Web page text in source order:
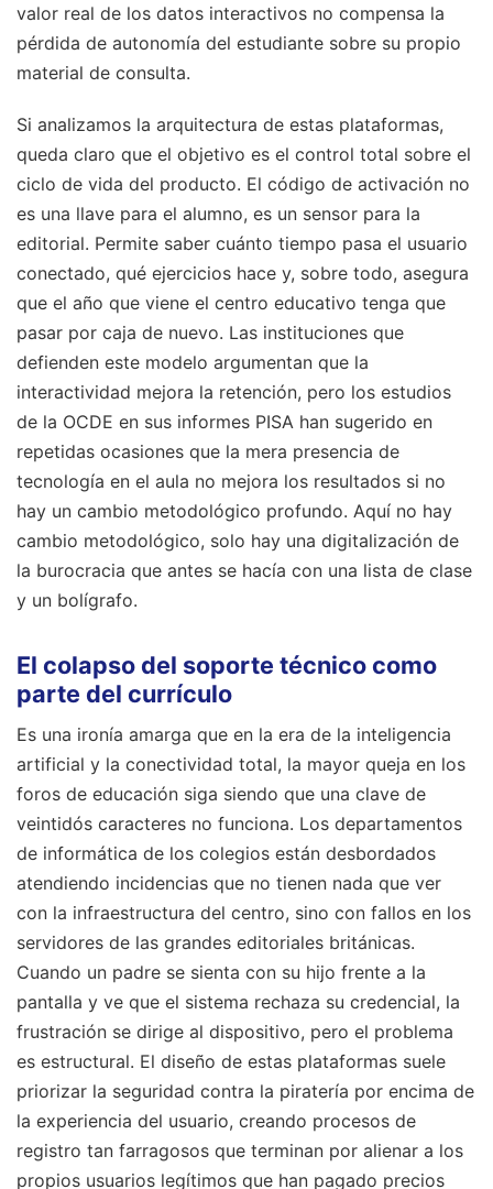
valor real de los datos interactivos no compensa la
pérdida de autonomía del estudiante sobre su propio
material de consulta.
Si analizamos la arquitectura de estas plataformas,
queda claro que el objetivo es el control total sobre el
ciclo de vida del producto. El código de activación no
es una llave para el alumno, es un sensor para la
editorial. Permite saber cuánto tiempo pasa el usuario
conectado, qué ejercicios hace y, sobre todo, asegura
que el año que viene el centro educativo tenga que
pasar por caja de nuevo. Las instituciones que
defienden este modelo argumentan que la
interactividad mejora la retención, pero los estudios
de la OCDE en sus informes PISA han sugerido en
repetidas ocasiones que la mera presencia de
tecnología en el aula no mejora los resultados si no
hay un cambio metodológico profundo. Aquí no hay
cambio metodológico, solo hay una digitalización de
la burocracia que antes se hacía con una lista de clase
y un bolígrafo.
El colapso del soporte técnico como
parte del currículo
Es una ironía amarga que en la era de la inteligencia
artificial y la conectividad total, la mayor queja en los
foros de educación siga siendo que una clave de
veintidós caracteres no funciona. Los departamentos
de informática de los colegios están desbordados
atendiendo incidencias que no tienen nada que ver
con la infraestructura del centro, sino con fallos en los
servidores de las grandes editoriales británicas.
Cuando un padre se sienta con su hijo frente a la
pantalla y ve que el sistema rechaza su credencial, la
frustración se dirige al dispositivo, pero el problema
es estructural. El diseño de estas plataformas suele
priorizar la seguridad contra la piratería por encima de
la experiencia del usuario, creando procesos de
registro tan farragosos que terminan por alienar a los
propios usuarios legítimos que han pagado precios